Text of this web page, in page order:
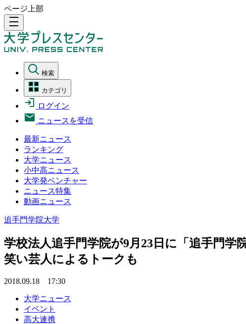
ページ上部
density_medium
検索
カテゴリ
ログイン
ニュースを受信
最新ニュース
ランキング
大学ニュース
小中高ニュース
大学発ベンチャー
ニュース特集
動画ニュース
追手門学院大学
学校法人追手門学院が9月23日に「追手門
笑い芸人によるトークも
2018.09.18 17:30
大学ニュース
イベント
高大連携